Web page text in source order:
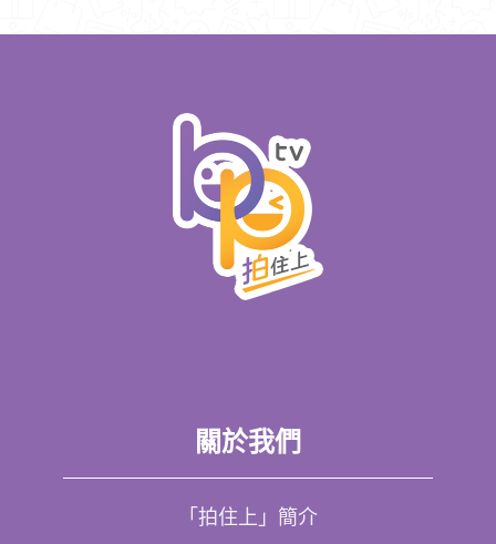
關於我們
「拍住上」簡介